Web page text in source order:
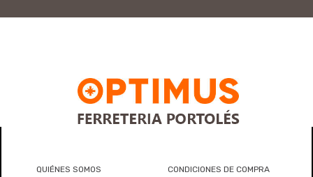
QUIÉNES SOMOS CONDICIONES DE COMPRA